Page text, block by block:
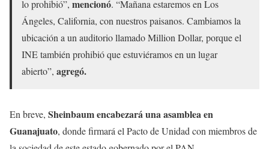
lo prohibió”, mencionó. “Mañana estaremos en Los
Ángeles, California, con nuestros paisanos. Cambiamos la
ubicación a un auditorio llamado Million Dollar, porque el
INE también prohibió que estuviéramos en un lugar
abierto”, agregó.
En breve, Sheinbaum encabezará una asamblea en
Guanajuato, donde firmará el Pacto de Unidad con miembros de